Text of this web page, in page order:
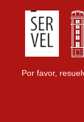
Por favor,